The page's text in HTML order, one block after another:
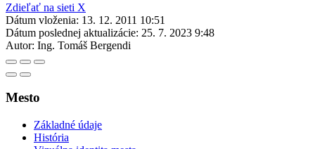
Zdieľať na sieti X
Dátum vloženia: 13. 12. 2011 10:51
Dátum poslednej aktualizácie: 25. 7. 2023 9:48
Autor: Ing. Tomáš Bergendi
Mesto
Základné údaje
História